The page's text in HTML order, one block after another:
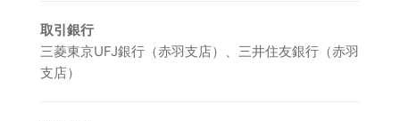
取引銀行
三菱東京UFJ銀行（赤羽支店）、三井住友銀行（赤羽
支店）